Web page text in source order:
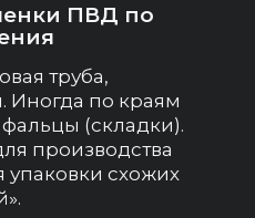
ПВД по
труба,
Иногда по краям
(складки).
производства
упаковки схожих